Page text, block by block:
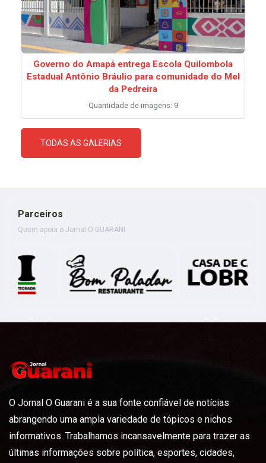
Governo do Amapá entrega Escola Quilombola
Estadual Antônio Bráulio para comunidade do Mel
da Pedreira
Quantidade de imagens: 9
TODAS AS GALERIAS
Parceiros
Quem apoia o Jornal O GUARANI
O Jornal O Guarani é a sua fonte confiável de notícias
abrangendo uma ampla variedade de tópicos e nichos
informativos. Trabalhamos incansavelmente para trazer as
últimas informações sobre política, esportes, cidades,